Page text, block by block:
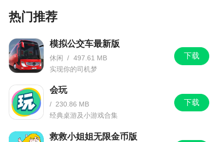
热门推荐
下载
模拟公交车最新版
休闲 / 497.61 MB
实现你的司机梦
下载
会玩
/ 230.86 MB
经典桌游及小游戏合集
救救小姐姐无限金币版